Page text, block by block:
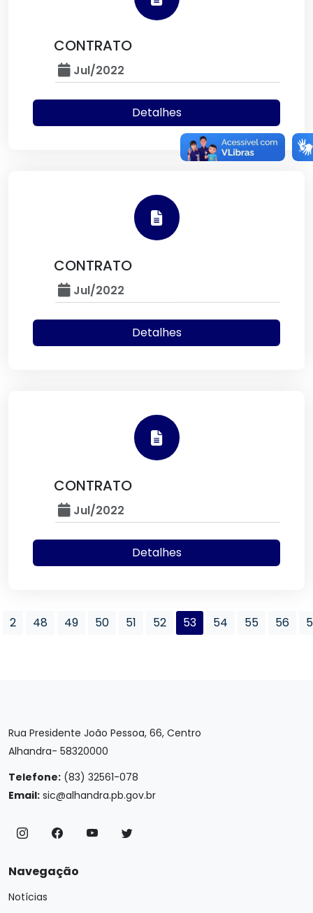
CONTRATO
Jul/2022
Detalhes
CONTRATO
Jul/2022
Detalhes
CONTRATO
Jul/2022
Detalhes
2 48 49 50 51 52 53 54 55 56
Rua Presidente João Pessoa, 66, Centro
Alhandra- 58320000
Telefone: (83) 32561-078
Email: sic@alhandra.pb.gov.br
Navegação
Notícias